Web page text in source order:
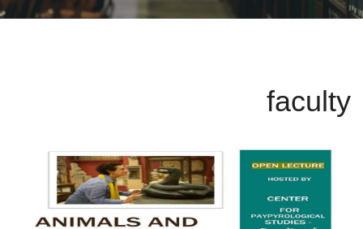
البحث العلمي
الأنظمة الذكية
faculty